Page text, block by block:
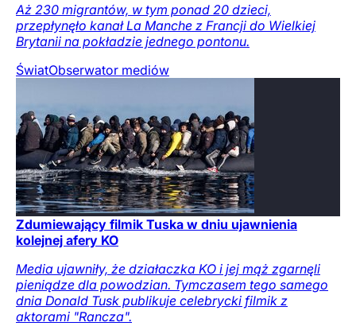
Aż 230 migrantów, w tym ponad 20 dzieci,
przepłynęło kanał La Manche z Francji do Wielkiej
Brytanii na pokładzie jednego pontonu.
ŚwiatObserwator mediów
Zdumiewający filmik Tuska w dniu ujawnienia
kolejnej afery KO
Media ujawniły, że działaczka KO i jej mąż zgarnęli
pieniądze dla powodzian. Tymczasem tego samego
dnia Donald Tusk publikuje celebrycki filmik z
aktorami "Rancza".